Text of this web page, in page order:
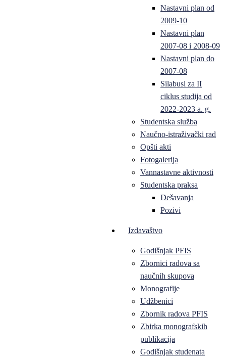
Nastavni plan od
2009-10
Nastavni plan
2007-08 i 2008-09
Nastavni plan do
2007-08
Silabusi za II
ciklus studija od
2022-2023 a. g.
Studentska služba
Naučno-istraživački rad
Opšti akti
Fotogalerija
Vannastavne aktivnosti
Studentska praksa
Dešavanja
Pozivi
Izdavaštvo
Godišnjak PFIS
Zbornici radova sa
naučnih skupova
Monografije
Udžbenici
Zbornik radova PFIS
Zbirka monografskih
publikacija
Godišnjak studenata